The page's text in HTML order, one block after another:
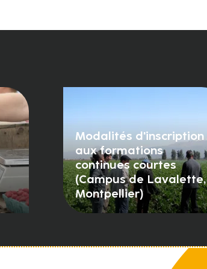
Modalités d'inscription
aux formations
continues courtes
(Campus de Lavalette,
Montpellier)